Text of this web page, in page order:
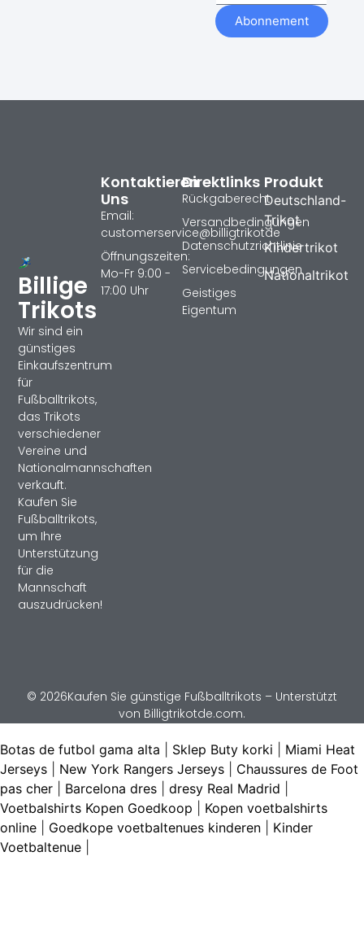
Abonnement
Billige
Trikots
Wir sind ein
günstiges
Einkaufszentrum
für
Fußballtrikots,
das Trikots
verschiedener
Vereine und
Nationalmannschaften
verkauft.
Kaufen Sie
Fußballtrikots,
um Ihre
Unterstützung
für die
Mannschaft
auszudrücken!
Produkt
Deutschland-
Trikot
Kindertrikot
Nationaltrikot
Direktlinks
Rückgaberecht
Versandbedingungen
Datenschutzrichtlinie
Servicebedingungen
Geistiges
Eigentum
Kontaktieren
Uns
Email:
customerservice@billigtrikotde
Öffnungszeiten:
Mo-Fr 9:00 -
17:00 Uhr
© 2026Kaufen Sie günstige Fußballtrikots – Unterstützt
von Billigtrikotde.com.
Botas de futbol gama alta Sklep Buty korki
Miami Heat
Jerseys
New York Rangers Jerseys
Chaussures de Foot
pas cher
Barcelona dres dresy Real Madrid
Voetbalshirts Kopen Goedkoop
Kopen voetbalshirts
online
Goedkope voetbaltenues kinderen
Kinder
Voetbaltenue